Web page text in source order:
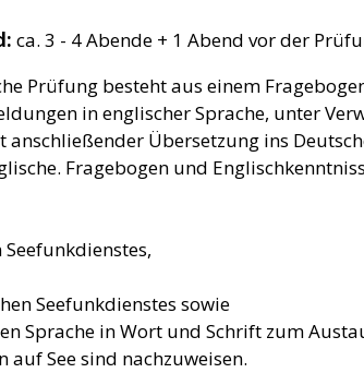
ca. 3 - 4 Abende + 1 Abend vor der
Prüfung besteht aus einem
in englischer Sprache, unter
anschließender Übersetzung ins
Fragebogen und
Seefunkdienstes sowie
Sprache in Wort und Schrift zum
auf See sind nachzuweisen.